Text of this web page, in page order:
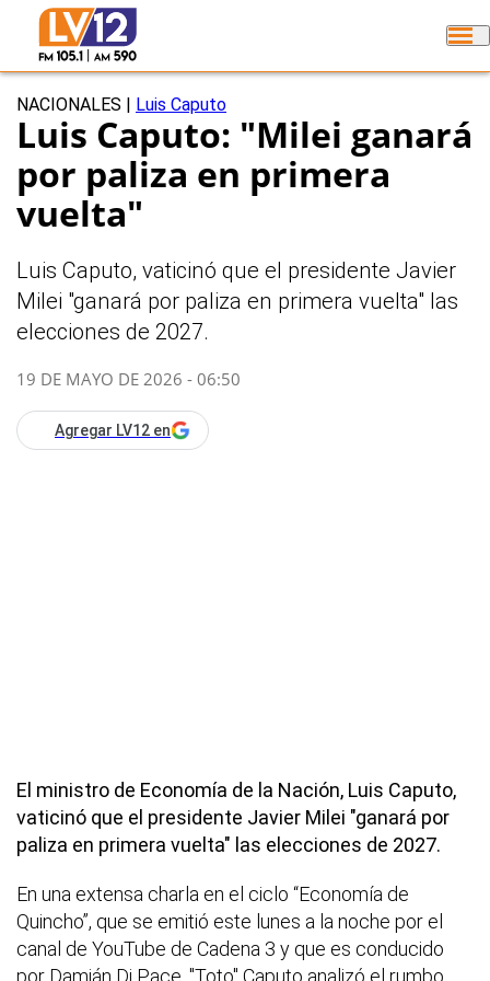
NACIONALES Luis Caputo
Luis Caputo: "Milei ganará
por paliza en primera
vuelta"
Luis Caputo, vaticinó que el presidente Javier
Milei "ganará por paliza en primera vuelta" las
elecciones de 2027.
19 DE MAYO DE 2026 - 06:50
Agregar LV12 en
El ministro de Economía de la Nación, Luis Caputo,
vaticinó que el presidente Javier Milei "ganará por
paliza en primera vuelta" las elecciones de 2027.
En una extensa charla en el ciclo “Economía de
Quincho”, que se emitió este lunes a la noche por el
canal de YouTube de Cadena 3 y que es conducido
por Damián Di Pace, "Toto" Caputo analizó el rumbo